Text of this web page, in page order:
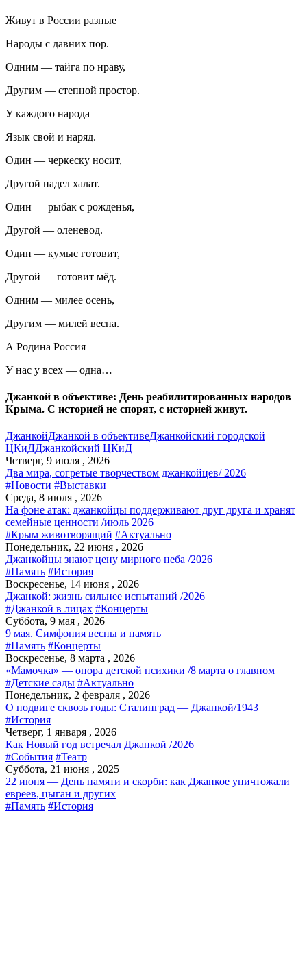
Живут в России разные
Народы с давних пор.
Одним — тайга по нраву,
Другим — степной простор.
У каждого народа
Язык свой и наряд.
Один — черкеску носит,
Другой надел халат.
Один — рыбак с рожденья,
Другой — оленевод.
Один — кумыс готовит,
Другой — готовит мёд.
Одним — милее осень,
Другим — милей весна.
А Родина Россия
У нас у всех — одна…
Джанкой в объективе: День реабилитированных народов
Крыма. С историей не спорят, с историей живут.
ДжанкойДжанкой в объективеДжанкойский городской
ЦКиДДжанкойский ЦКиД
Четверг, 9 июля , 2026
Два мира, согретые творчеством джанкойцев/ 2026
#Новости #Выставки
Среда, 8 июля , 2026
На фоне атак: джанкойцы поддерживают друг друга и хранят
семейные ценности /июль 2026
#Крым животворящий #Актуально
Понедельник, 22 июня , 2026
Джанкойцы знают цену мирного неба /2026
#Память #История
Воскресенье, 14 июня , 2026
Джанкой: жизнь сильнее испытаний /2026
#Джанкой в лицах #Концерты
Суббота, 9 мая , 2026
9 мая. Симфония весны и память
#Память #Концерты
Воскресенье, 8 марта , 2026
«Мамочка» — опора детской психики /8 марта о главном
#Детские сады #Актуально
Понедельник, 2 февраля , 2026
О подвиге сквозь годы: Сталинград — Джанкой/1943
#История
Четверг, 1 января , 2026
Как Новый год встречал Джанкой /2026
#События #Театр
Суббота, 21 июня , 2025
22 июня — День памяти и скорби: как Джанкое уничтожали
евреев, цыган и других
#Память #История